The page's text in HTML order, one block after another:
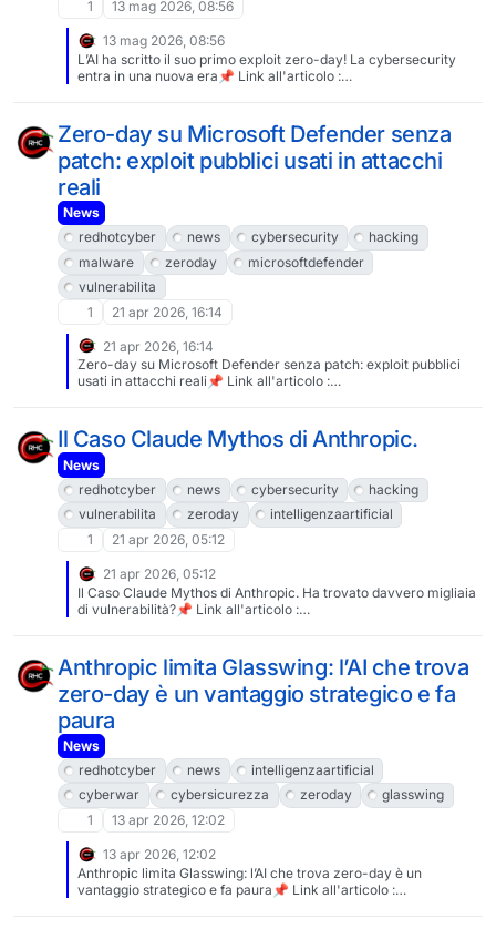
tecnici e riferimentiSpyware: NSO Group Pegasus Catena di
exploit: PWNYOURHOME (zero-click, iOS 15/16) Vettori sfruttati:
HomeKit (stage 1) + iMessage/NSKeyedUnarchiver (stage 2)
Patch correttiva: iOS 16.3.1 Date di compromissione confermate
(dispositivo Kouloglou): - 21 ottobre 2022 - 6 marzo 2023 - 7
Access Now Digital Security Helpline Fonte primaria: Citizen
Lab, University of Toronto "Member of Committee Investigating
Spyware Hacked With Pegasus" (3 luglio 2026)
1 13 mag 2026, 08:56
13 mag 2026, 08:56
L’AI ha scritto il suo primo exploit zero-day! La cybersecurity
entra in una nuova era📌 Link all'articolo :
cura di Carolina Vivianti#redhotcyber #news
#intelligenzaartificiale #cybersecurity #hacking #vulnerabilita
#zeroday
Zero-day su Microsoft Defender senza
patch: exploit pubblici usati in attacchi
reali
News
redhotcyber
news cybersecurity
hacking
malware
zeroday
microsoftdefender
vulnerabilita
1
21 apr 2026, 16:14
21 apr 2026, 16:14
Zero-day su Microsoft Defender senza patch: exploit pubblici
usati in attacchi reali📌 Link all'articolo :
reali/A cura di Chiara Nardini#redhotcyber #news
#cybersecurity #hacking #malware #zeroDay
#microsoftDefender #vulnerabilita
Il Caso Claude Mythos di Anthropic.
News
redhotcyber
news cybersecurity
hacking
vulnerabilita
zeroday
intelligenzaartificial
1
21 apr 2026, 05:12
21 apr 2026, 05:12
Il Caso Claude Mythos di Anthropic. Ha trovato davvero migliaia
di vulnerabilità?📌 Link all'articolo :
di Carolina Vivianti#redhotcyber #news #cybersecurity
#hacking #vulnerabilita #zeroday #intelligenzaartificiale
Anthropic limita Glasswing: l’AI che trova
zero-day è un vantaggio strategico e fa
paura
News
redhotcyber
news
intelligenzaartificial
cyberwar
cybersicurezza zeroday
glasswing
1
13 apr 2026, 12:02
13 apr 2026, 12:02
Anthropic limita Glasswing: l’AI che trova zero-day è un
vantaggio strategico e fa paura📌 Link all'articolo :